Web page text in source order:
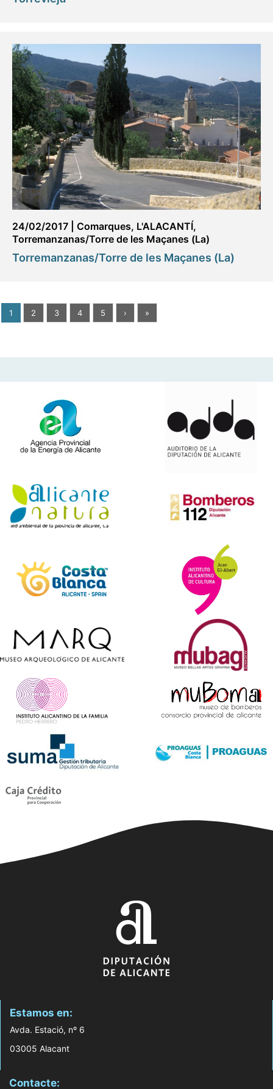
24/02/2017 Comarques, L'ALACANTÍ,
Torremanzanas/Torre de les Maçanes (La)
Torremanzanas/Torre de les Maçanes (La)
1 2 3 4 5 › »
Estamos en:
Avda. Estació, nº 6
03005 Alacant
Contacte: